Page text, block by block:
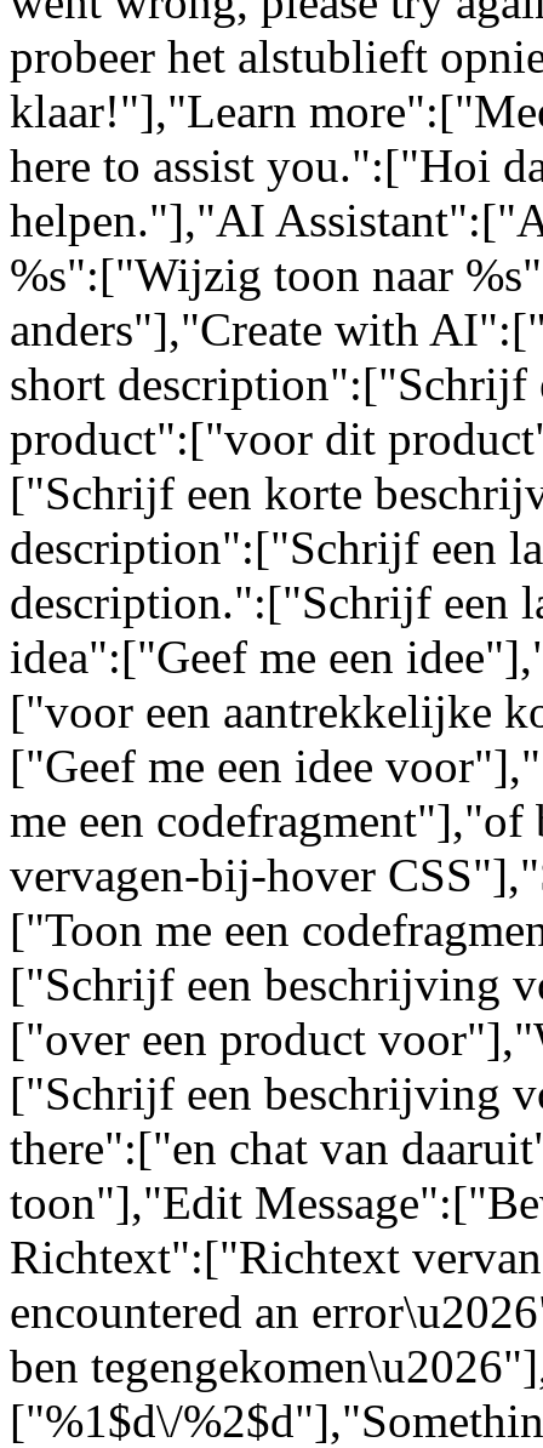
probeer het alstublieft
klaar!"],"Learn
here to assist you.":["Hoi
helpen."],"AI
%s":["Wijzig toon naar
anders"],"Create with
short
product":["voor dit
["Schrijf een korte
description":["Schrijf een
description.":["Schrijf een
idea":["Geef me een
["voor een aantrekkelijke
["Geef me een idee
me een
vervagen-bij-hover
["Toon me een
["Schrijf een beschrijving
["over een product
["Schrijf een beschrijving
there":["en chat van
toon"],"Edit
Richtext":["Richtext
encountered an
ben
["%1$d\/